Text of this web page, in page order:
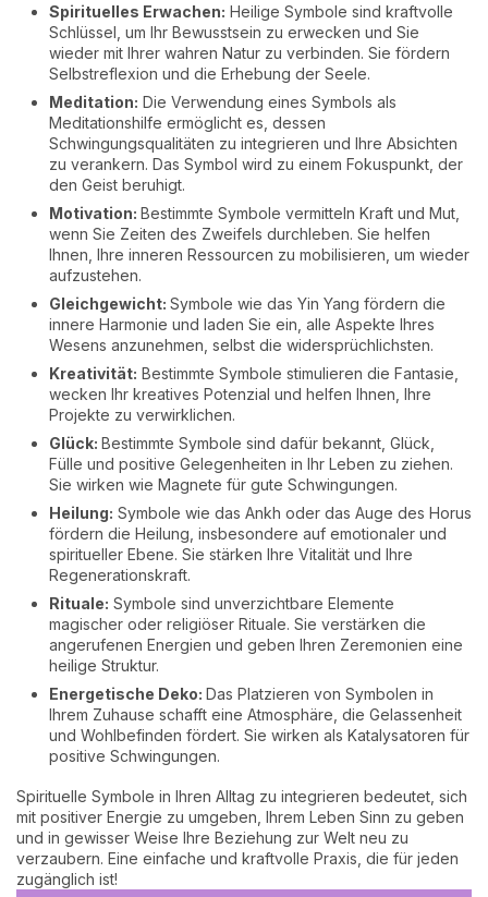
Spirituelles Erwachen: Heilige Symbole sind kraftvolle
Schlüssel, um Ihr Bewusstsein zu erwecken und Sie
wieder mit Ihrer wahren Natur zu verbinden. Sie fördern
Selbstreflexion und die Erhebung der Seele.
Meditation: Die Verwendung eines Symbols als
Meditationshilfe ermöglicht es, dessen
Schwingungsqualitäten zu integrieren und Ihre Absichten
zu verankern. Das Symbol wird zu einem Fokuspunkt, der
den Geist beruhigt.
Motivation: Bestimmte Symbole vermitteln Kraft und Mut,
wenn Sie Zeiten des Zweifels durchleben. Sie helfen
Ihnen, Ihre inneren Ressourcen zu mobilisieren, um wieder
aufzustehen.
Gleichgewicht: Symbole wie das Yin Yang fördern die
innere Harmonie und laden Sie ein, alle Aspekte Ihres
Wesens anzunehmen, selbst die widersprüchlichsten.
Kreativität: Bestimmte Symbole stimulieren die Fantasie,
wecken Ihr kreatives Potenzial und helfen Ihnen, Ihre
Projekte zu verwirklichen.
Glück: Bestimmte Symbole sind dafür bekannt, Glück,
Fülle und positive Gelegenheiten in Ihr Leben zu ziehen.
Sie wirken wie Magnete für gute Schwingungen.
Heilung: Symbole wie das Ankh oder das Auge des Horus
fördern die Heilung, insbesondere auf emotionaler und
spiritueller Ebene. Sie stärken Ihre Vitalität und Ihre
Regenerationskraft.
Rituale: Symbole sind unverzichtbare Elemente
magischer oder religiöser Rituale. Sie verstärken die
angerufenen Energien und geben Ihren Zeremonien eine
heilige Struktur.
Energetische Deko: Das Platzieren von Symbolen in
Ihrem Zuhause schafft eine Atmosphäre, die Gelassenheit
und Wohlbefinden fördert. Sie wirken als Katalysatoren für
positive Schwingungen.
Spirituelle Symbole in Ihren Alltag zu integrieren bedeutet, sich
mit positiver Energie zu umgeben, Ihrem Leben Sinn zu geben
und in gewisser Weise Ihre Beziehung zur Welt neu zu
verzaubern. Eine einfache und kraftvolle Praxis, die für jeden
zugänglich ist!